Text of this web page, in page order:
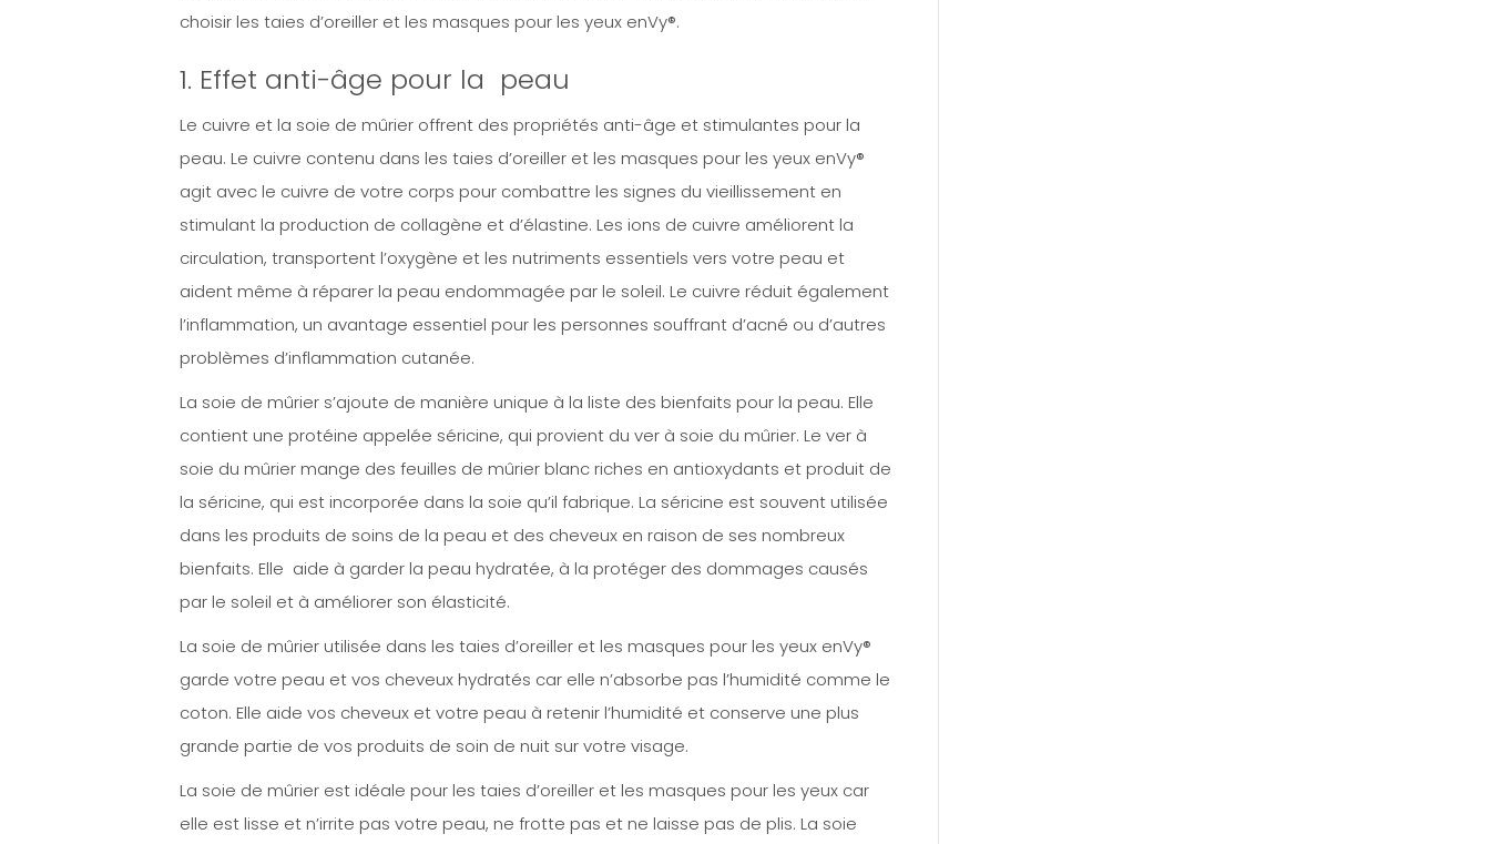
choisir les taies d’oreiller et les masques pour les yeux enVy®.
1. Effet anti-âge pour la peau
Le cuivre et la soie de mûrier offrent des propriétés anti-âge et stimulantes pour la
peau. Le cuivre contenu dans les taies d’oreiller et les masques pour les yeux enVy®
agit avec le cuivre de votre corps pour combattre les signes du vieillissement en
stimulant la production de collagène et d’élastine. Les ions de cuivre améliorent la
circulation, transportent l’oxygène et les nutriments essentiels vers votre peau et
aident même à réparer la peau endommagée par le soleil. Le cuivre réduit également
l’inflammation, un avantage essentiel pour les personnes souffrant d’acné ou d’autres
problèmes d’inflammation cutanée.
La soie de mûrier s’ajoute de manière unique à la liste des bienfaits pour la peau. Elle
contient une protéine appelée séricine, qui provient du ver à soie du mûrier. Le ver à
soie du mûrier mange des feuilles de mûrier blanc riches en antioxydants et produit de
la séricine, qui est incorporée dans la soie qu’il fabrique. La séricine est souvent utilisée
dans les produits de soins de la peau et des cheveux en raison de ses nombreux
bienfaits. Elle aide à garder la peau hydratée, à la protéger des dommages causés
par le soleil et à améliorer son élasticité.
La soie de mûrier utilisée dans les taies d’oreiller et les masques pour les yeux enVy®
garde votre peau et vos cheveux hydratés car elle n’absorbe pas l’humidité comme le
coton. Elle aide vos cheveux et votre peau à retenir l’humidité et conserve une plus
grande partie de vos produits de soin de nuit sur votre visage.
La soie de mûrier est idéale pour les taies d’oreiller et les masques pour les yeux car
elle est lisse et n’irrite pas votre peau, ne frotte pas et ne laisse pas de plis. La soie